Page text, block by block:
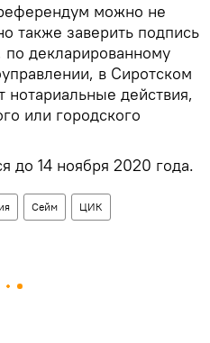
можно не
также заверить подпись
по декларированному
в Сиротском
нотариальные действия,
или городского
до 14 ноября 2020 года.
Сейм ЦИК